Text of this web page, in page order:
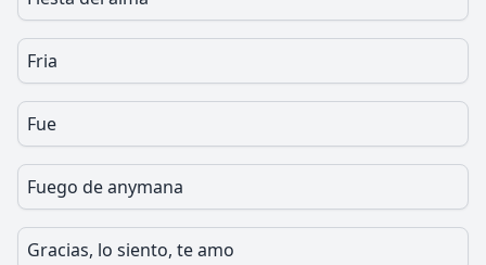
Fria
Fue
Fuego de anymana
Gracias, lo siento, te amo